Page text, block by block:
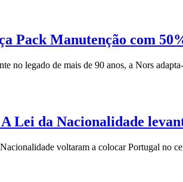
Pack Manutenção com
no legado de mais de 90 anos, a Nors
Lei da Nacionalidade
voltaram a colocar Portugal no